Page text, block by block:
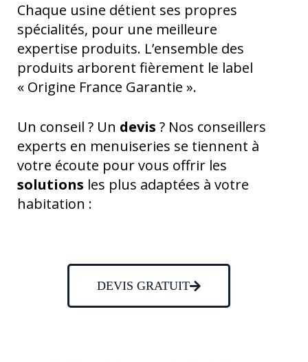
Chaque usine détient ses propres
spécialités, pour une meilleure
expertise produits. L’ensemble des
produits arborent fièrement le label
« Origine France Garantie ».
Un conseil ? Un devis ? Nos conseillers
experts en menuiseries se tiennent à
votre écoute pour vous offrir les
solutions les plus adaptées à votre
habitation :
DEVIS GRATUIT